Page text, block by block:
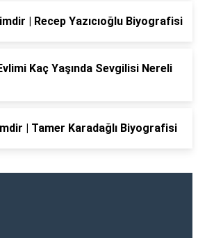
| Recep Yazıcıoğlu Biyografisi
Kaç Yaşında Sevgilisi Nereli
| Tamer Karadağlı Biyografisi